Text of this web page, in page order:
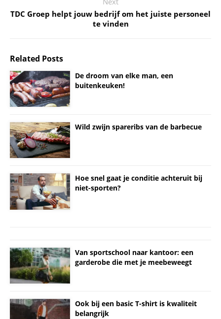
TDC Groep helpt jouw bedrijf om het juiste personeel
te vinden
Related Posts
De droom van elke man, een
buitenkeuken!
Wild zwijn spareribs van de barbecue
Hoe snel gaat je conditie achteruit bij
niet-sporten?
Van sportschool naar kantoor: een
garderobe die met je meebeweegt
Ook bij een basic T-shirt is kwaliteit
belangrijk